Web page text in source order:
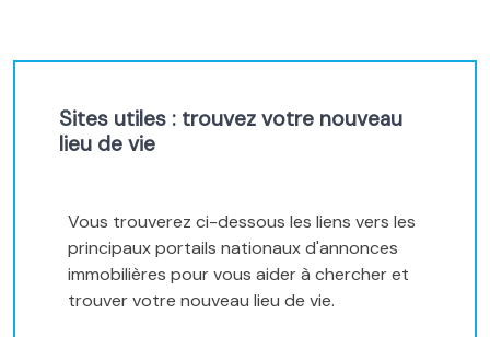
Sites utiles : trouvez votre nouveau
lieu de vie
Vous trouverez ci-dessous les liens vers les
principaux portails nationaux d'annonces
immobilières pour vous aider à chercher et
trouver votre nouveau lieu de vie.